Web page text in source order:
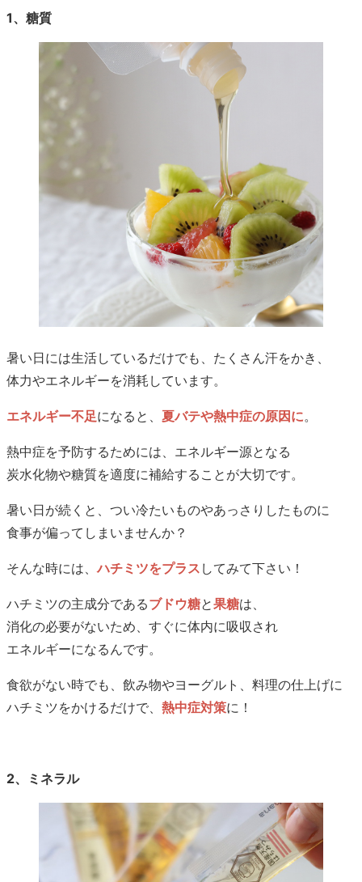
1、糖質
暑い日には生活しているだけでも、たくさん汗をかき、
体力やエネルギーを消耗しています。
エネルギー不足になると、 夏バテや熱中症の原因に。
熱中症を予防するためには、エネルギー源となる
炭水化物や糖質を適度に補給することが大切です。
暑い日が続くと、つい冷たいものやあっさりしたものに
食事が偏ってしまいませんか？
そんな時には、ハチミツをプラス してみて下さい！
ハチミツの主成分であるブドウ糖と果糖は、
消化の必要がないため、すぐに体内に吸収され
エネルギーになるんです。
食欲がない時でも、飲み物やヨーグルト、料理の仕上げに
ハチミツをかけるだけで、 熱中症対策に！
2、ミネラル